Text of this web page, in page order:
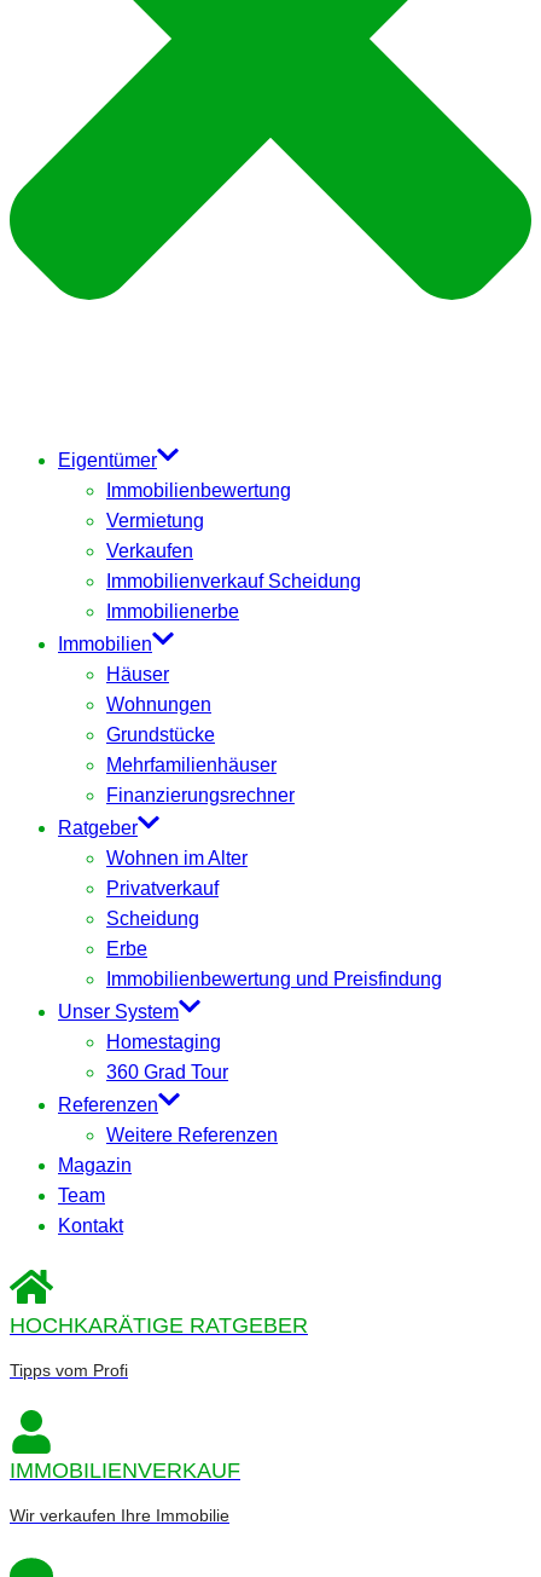
Eigentümer
Immobilienbewertung
Vermietung
Verkaufen
Immobilienverkauf Scheidung
Immobilienerbe
Immobilien
Häuser
Wohnungen
Grundstücke
Mehrfamilienhäuser
Finanzierungsrechner
Ratgeber
Wohnen im Alter
Privatverkauf
Scheidung
Erbe
Immobilienbewertung und Preisfindung
Unser System
Homestaging
360 Grad Tour
Referenzen
Weitere Referenzen
Magazin
Team
Kontakt
HOCHKARÄTIGE RATGEBER
Tipps vom Profi
IMMOBILIENVERKAUF
Wir verkaufen Ihre Immobilie